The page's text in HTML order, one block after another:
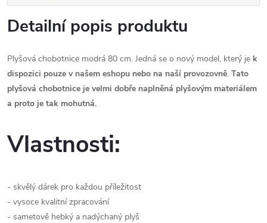
Detailní popis produktu
Plyšová chobotnice modrá 80 cm. Jedná se o nový model, který je k
dispozici pouze v našem eshopu nebo na naší provozovně. Tato
plyšová chobotnice je velmi dobře naplněná plyšovým materiálem
a proto je tak mohutná.
Vlastnosti:
- skvělý dárek pro každou příležitost
- vysoce kvalitní zpracování
- sametově hebký a nadýchaný plyš